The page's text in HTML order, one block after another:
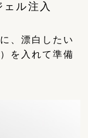
ル注入
、漂白したい
を入れて準備